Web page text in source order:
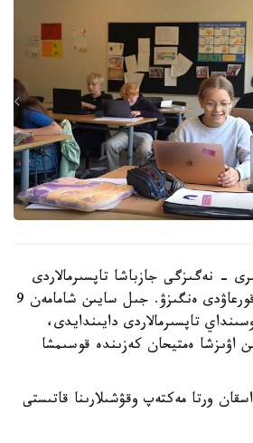
- نەگىزگى جازباشا تاپسىرمالاردى
مىندەتتى تۇردە اۋىزشا قورعاۋدى ەنگىزۋ. جىل سايىن شامامەن 9
تاپسىرمالاردى دايىندايدى،
اۋىزشا ەمتيحان كەزىندە قوسىمشا
16 جاستان اسقان ورتا مەكتەپ وقۋشىلارىنا قاتىستى